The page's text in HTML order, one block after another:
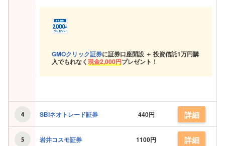
GMOクリック証券に証券口座開設 ＋ 投資信託1万円購
入でもれなく現金2,000円プレゼント！
SBIネオトレード証券 440円 詳細
岩井コスモ証券 1100円 詳細